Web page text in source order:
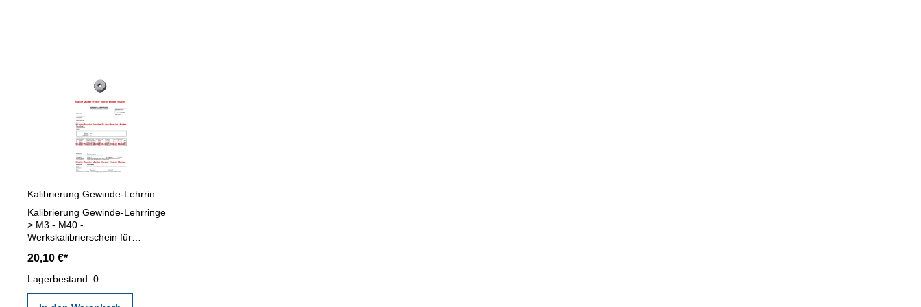
Kalibrierung Gewinde-Lehrringe
> M3 - M40 -
Werkskalibrierschein für
- Toleranz 6g - für
Gewindelehrringe mit
Regelgewinde / Feingewinde -
20,10 €*
Lagerbestand: 0